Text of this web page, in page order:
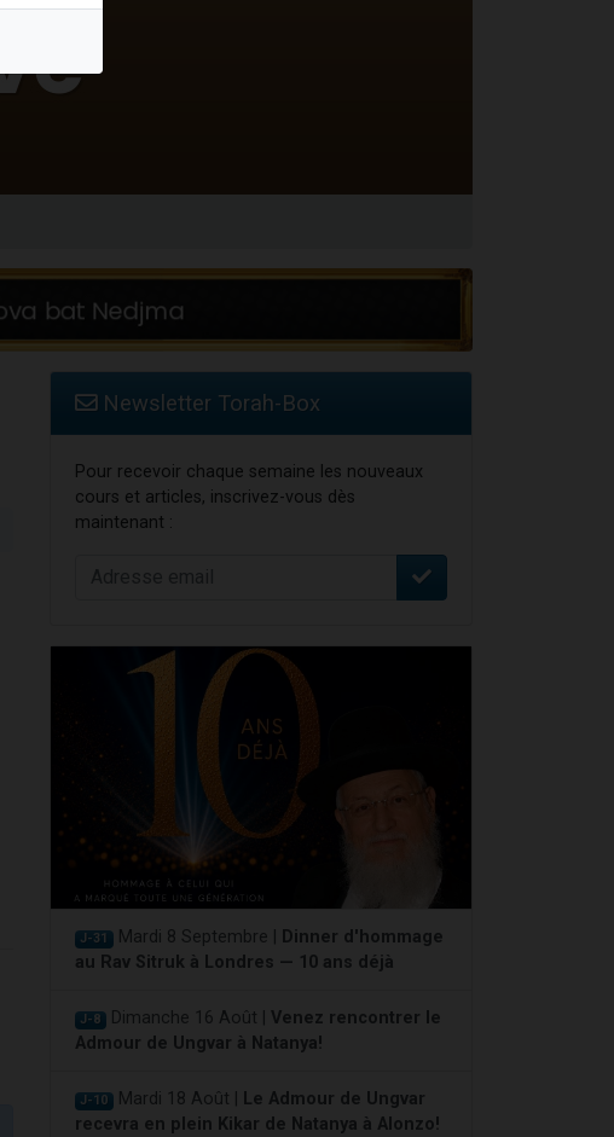
Newsletter Torah-Box
Pour recevoir chaque semaine les nouveaux
cours et articles, inscrivez-vous dès
maintenant :
J-31 Mardi 8 Septembre | Dinner d'hommage
au Rav Sitruk à Londres — 10 ans déjà
J-8 Dimanche 16 Août | Venez rencontrer le
Admour de Ungvar à Natanya!
J-10 Mardi 18 Août | Le Admour de Ungvar
recevra en plein Kikar de Natanya à Alonzo!